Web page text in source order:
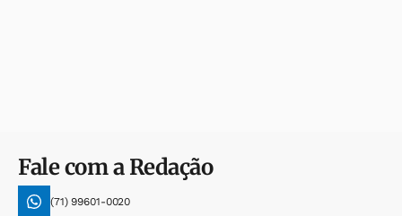
Fale com a Redação
(71) 99601-0020